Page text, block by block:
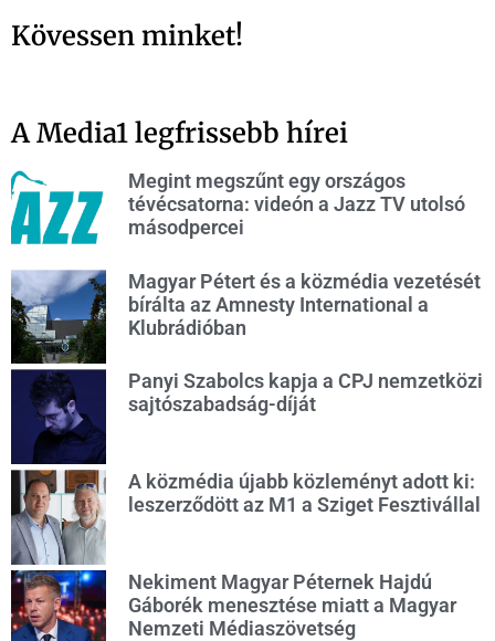
Kövessen minket!
A Media1 legfrissebb hírei
Megint megszűnt egy országos
tévécsatorna: videón a Jazz TV utolsó
másodpercei
Magyar Pétert és a közmédia vezetését
bírálta az Amnesty International a
Klubrádióban
Panyi Szabolcs kapja a CPJ nemzetközi
sajtószabadság-díját
A közmédia újabb közleményt adott ki:
leszerződött az M1 a Sziget Fesztivállal
Nekiment Magyar Péternek Hajdú
Gáborék menesztése miatt a Magyar
Nemzeti Médiaszövetség